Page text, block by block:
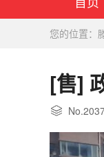
您的位置：
[售]